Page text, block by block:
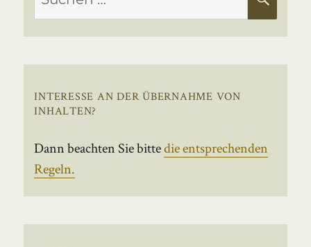
nach:
INTERESSE AN DER ÜBERNAHME VON
INHALTEN?
Dann beachten Sie bittedie entsprechenden
Regeln.